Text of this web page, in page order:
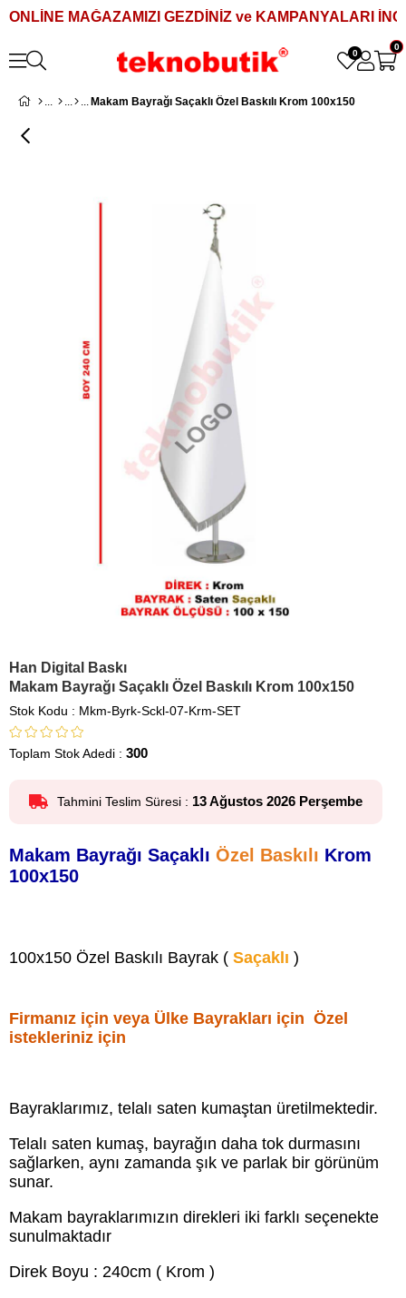
ONLİNE MAĞAZAMIZI GEZDİNİZ ve KAMPANYALARI
0
0
Makam Bayrağı Saçaklı Özel Baskılı Krom 100x150
Han Digital Baskı
Makam Bayrağı Saçaklı Özel Baskılı Krom 100x150
Stok Kodu Mkm-Byrk-Sckl-07-Krm-SET
Toplam Stok Adedi : 300
Tahmini Teslim Süresi : 13 Ağustos 2026 Perşembe
Makam Bayrağı Saçaklı Özel Baskılı Krom
100x150
100x150 Özel Baskılı Bayrak ( Saçaklı )
Firmanız için veya Ülke Bayrakları için Özel
istekleriniz için
Bayraklarımız, telalı saten kumaştan üretilmektedir.
Telalı saten kumaş, bayrağın daha tok durmasını
sağlarken, aynı zamanda şık ve parlak bir görünüm
sunar.
Makam bayraklarımızın direkleri iki farklı seçenekte
sunulmaktadır
Direk Boyu : 240cm ( Krom )